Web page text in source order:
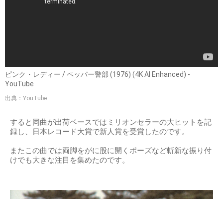
ピンク・レディー / ペッパー警部 (1976) (4K AI Enhanced) -
YouTube
出典：YouTube
すると同曲が出荷ベースではミリオンセラーの大ヒットを記
録し、日本レコード大賞で新人賞を受賞したのです。
またこの曲では両脚をがに股に開くポーズなど斬新な振り付
けでも大きな注目を集めたのです。